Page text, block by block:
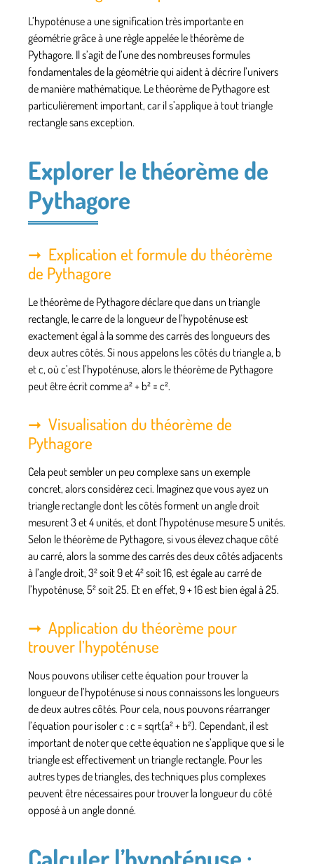
L’hypoténuse a une signification très importante en
géométrie grâce à une règle appelée le théorème de
Pythagore. Il s’agit de l’une des nombreuses formules
fondamentales de la géométrie qui aident à décrire l’univers
de manière mathématique. Le théorème de Pythagore est
particulièrement important, car il s’applique à tout triangle
rectangle sans exception.
Explorer le théorème de
Pythagore
Explication et formule du théorème
de Pythagore
Le théorème de Pythagore déclare que dans un triangle
rectangle, le carre de la longueur de l’hypoténuse est
exactement égal à la somme des carrés des longueurs des
deux autres côtés. Si nous appelons les côtés du triangle a, b
et c, où c’est l’hypoténuse, alors le théorème de Pythagore
peut être écrit comme a² + b² = c².
Visualisation du théorème de
Pythagore
Cela peut sembler un peu complexe sans un exemple
concret, alors considérez ceci. Imaginez que vous ayez un
triangle rectangle dont les côtés forment un angle droit
mesurent 3 et 4 unités, et dont l’hypoténuse mesure 5 unités.
Selon le théorème de Pythagore, si vous élevez chaque côté
au carré, alors la somme des carrés des deux côtés adjacents
à l’angle droit, 3² soit 9 et 4² soit 16, est égale au carré de
l’hypoténuse, 5² soit 25. Et en effet, 9 + 16 est bien égal à 25.
Application du théorème pour
trouver l’hypoténuse
Nous pouvons utiliser cette équation pour trouver la
longueur de l’hypoténuse si nous connaissons les longueurs
de deux autres côtés. Pour cela, nous pouvons réarranger
l’équation pour isoler c : c = sqrt(a² + b²). Cependant, il est
important de noter que cette équation ne s’applique que si le
triangle est effectivement un triangle rectangle. Pour les
autres types de triangles, des techniques plus complexes
peuvent être nécessaires pour trouver la longueur du côté
opposé à un angle donné.
Calculer l’hypoténuse :